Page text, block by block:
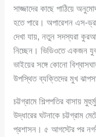
সাজ্জাদের কাছে পাঠিয়ে
হতে পারে। অপারেশন এস-
দেখা যায়, নতুন সদস্যরা
নিচ্ছেন। ভিডিওতে একজন
ভাইয়ের সঙ্গে কোনো
উপস্থিত ব্যক্তিদের মুখ
চট্টগ্রামে শিল্পপতির বাসায়
উদ্ধারের ঘটনাকে চট্টগ্রাম
প্রশাসন। ৫ আগস্টের পর